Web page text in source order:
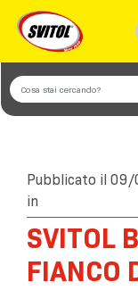
PRODOTTI
VIDEO
AZIENDA
Pubblicato il
in
SVITOL
FIANCO